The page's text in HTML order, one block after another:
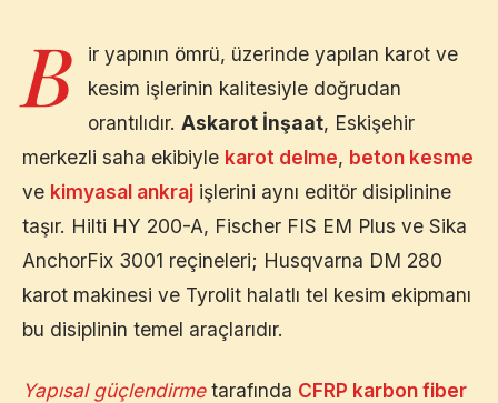
B
ir yapının ömrü, üzerinde yapılan karot ve
kesim işlerinin kalitesiyle doğrudan
orantılıdır. Askarot İnşaat, Eskişehir
merkezli saha ekibiyle karot delme, beton kesme
ve kimyasal ankraj işlerini aynı editör disiplinine
taşır. Hilti HY 200-A, Fischer FIS EM Plus ve Sika
AnchorFix 3001 reçineleri; Husqvarna DM 280
karot makinesi ve Tyrolit halatlı tel kesim ekipmanı
bu disiplinin temel araçlarıdır.
Yapısal güçlendirmetarafında CFRP karbon fiber